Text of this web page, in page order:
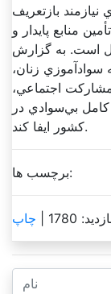
بازتعريف
منابع پايدار و
است. به گزارش
سوادآموزي زنان،
اجتماعي،
بي‌سوادي در
کشور ايفا کند.
برچسب ها:
1780 | چاپ